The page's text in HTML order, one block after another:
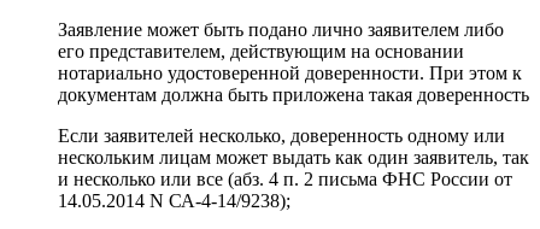
Заявление может быть подано лично заявителем либо
его представителем, действующим на основании
нотариально удостоверенной доверенности. При этом к
документам должна быть приложена такая доверенность
Если заявителей несколько, доверенность одному или
нескольким лицам может выдать как один заявитель, так
и несколько или все (абз. 4 п. 2 письма ФНС России от
14.05.2014 N СА-4-14/9238);